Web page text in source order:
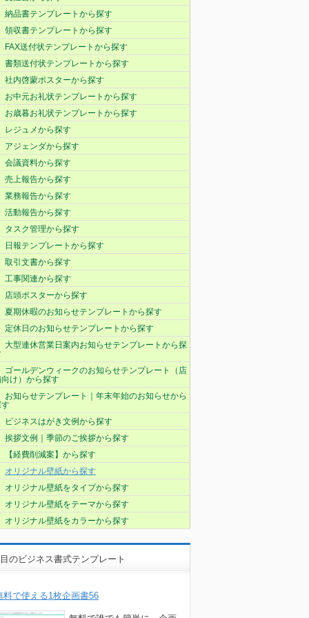
納品書テンプレートから探す
領収書テンプレートから探す
FAX送付状テンプレートから探す
書類送付状テンプレートから探す
社内啓蒙ポスターから探す
お中元お礼状テンプレートから探す
お歳暮お礼状テンプレートから探す
レジュメから探す
アジェンダから探す
会議資料から探す
売上報告から探す
業務報告から探す
活動報告から探す
タスク管理から探す
日報テンプレートから探す
取引文書から探す
工事関連から探す
店頭ポスターから探す
夏期休暇のお知らせテンプレートから探す
定休日のお知らせテンプレートから探す
大型連休営業日案内お知らせテンプレートから探
ゴールデンウィークのお知らせテンプレート（店
け）から探す
お知らせテンプレート｜年末年始のお知らせから
ビジネスはがき文例から探す
挨拶文例｜季節のご挨拶から探す
【経費削減案】から探す
オリジナル壁紙から探す
オリジナル壁紙をタイプから探す
オリジナル壁紙をテーマから探す
オリジナル壁紙をカラーから探す
のビジネス書式テンプレート
料で使える1枚企画書56